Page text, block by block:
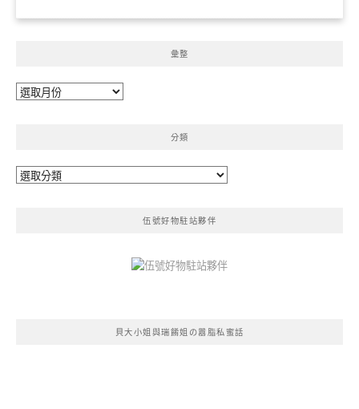
彙整
彙
分類
分
伍號好物駐站夥伴
貝大小姐與瑞餚姐の囂脂私蜜話